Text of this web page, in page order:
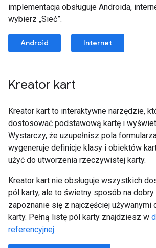
implementacja obsługuje Androida,
wybierz „Sieć”.
Android Internet
Kreator kart
Kreator kart to interaktywne narzędzie,
dostosować podstawową kartę i
Wystarczy, że uzupełnisz pola
wygeneruje definicje klasy i obiektów
użyć do utworzenia rzeczywistej karty.
Kreator kart nie obsługuje wszystkich
pól karty, ale to świetny sposób na
zapoznanie się z najczęściej używanymi
karty. Pełną listę pól karty znajdziesz w
referencyjnej.